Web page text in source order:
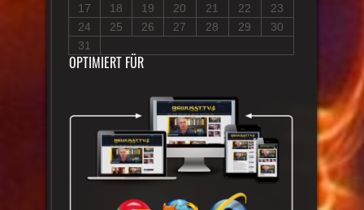
17
18 19 20 21 22
23
24
25 26 27 28 29
30
31
OPTIMIERT FÜR